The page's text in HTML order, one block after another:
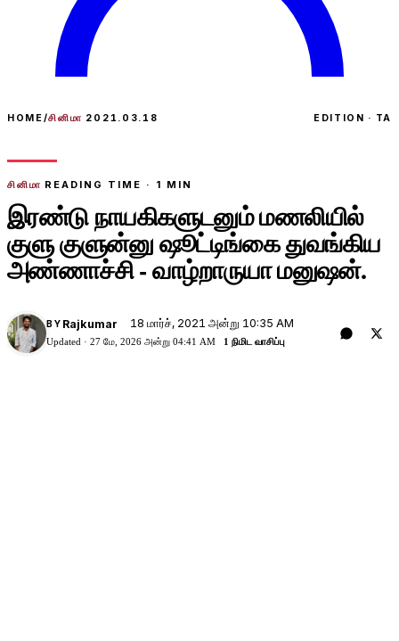
HOME/சினிமா 2021.03.18 EDITION · TA
சினிமா READING TIME · 1 MIN
இரண்டு நாயகிகளுடனும் மணலியில்
குளு குளுன்னு ஷூட்டிங்கை துவங்கிய
அண்ணாச்சி - வாழ்றாருயா மனுஷன்.
BY Rajkumar 18 மார்ச், 2021 அன்று 10:35 AM
Updated · 27 மே, 2026 அன்று 04:41 AM 1 நிமிட வாசிப்பு